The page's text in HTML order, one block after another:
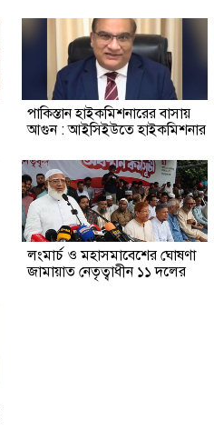
পাকিস্তান হাইকমিশনারের বাসায়
আগুন : আইসিইউতে হাইকমিশনার
লংমার্চ ও মহাসমাবেশের ঘোষণা
জামায়াত নেতৃত্বাধীন ১১ দলের